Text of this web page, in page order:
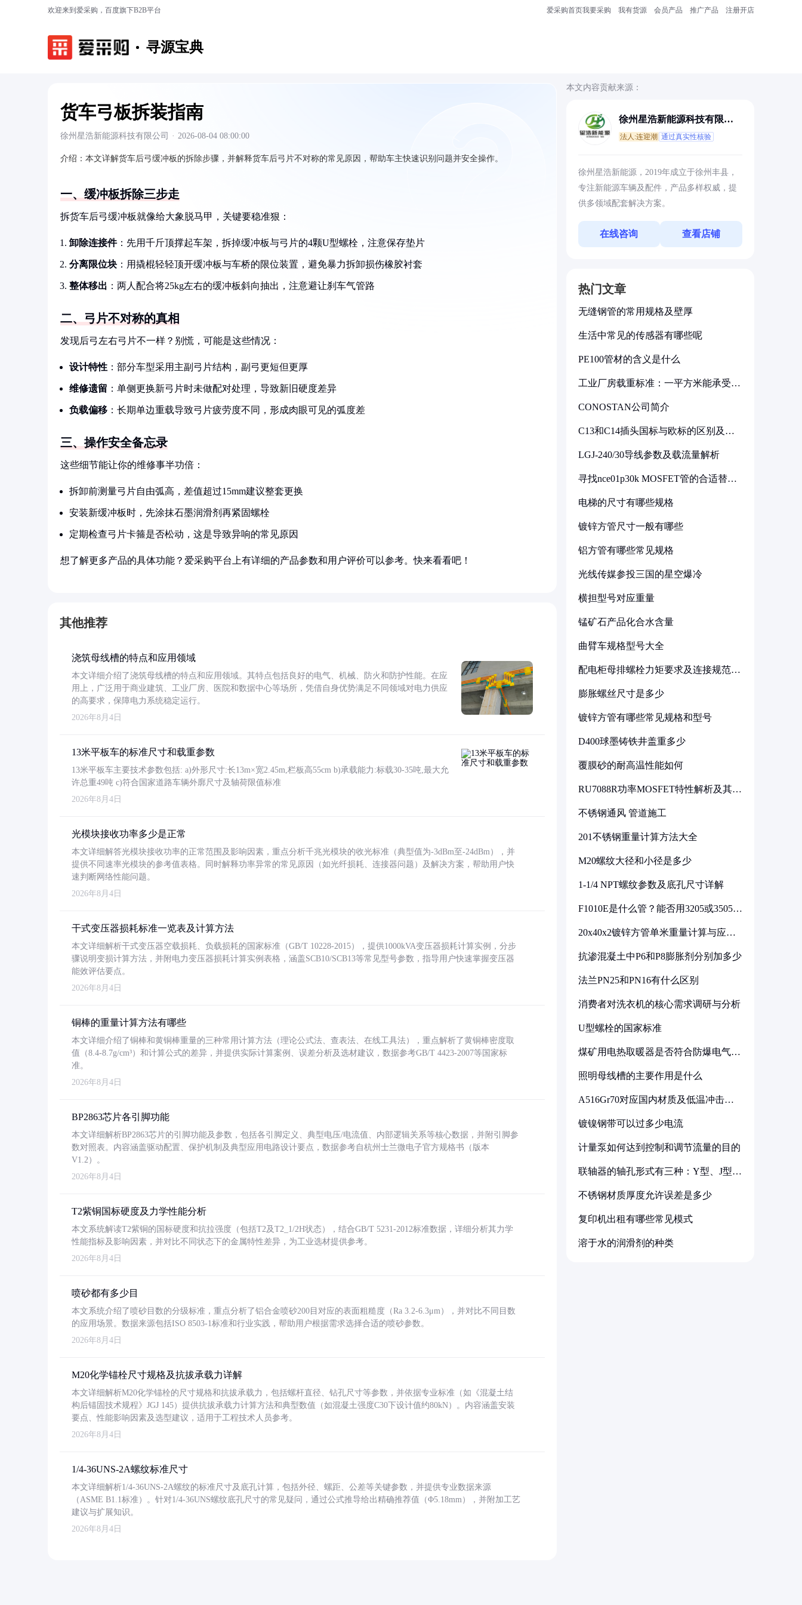
欢迎来到爱采购，百度旗下B2B平台 爱采购首页我要采购 我有货源 会员产品 推广产品 注册开店
寻源宝典
货车弓板拆装指南
徐州星浩新能源科技有限公司 · 2026-08-04 08:00:00
介绍： 本文详解货车后弓缓冲板的拆除步骤，并解释货车后弓片不对称的常见原因，帮助车主快速识别问题并安全操作。
一、缓冲板拆除三步走
拆货车后弓缓冲板就像给大象脱马甲，关键要稳准狠：
卸除连接件：先用千斤顶撑起车架，拆掉缓冲板与弓片的4颗U型螺栓，注意保存垫片
分离限位块 ：用撬棍轻轻顶开缓冲板与车桥的限位装置，避免暴力拆卸损伤橡胶衬套
整体移出 ：两人配合将25kg左右的缓冲板斜向抽出，注意避让刹车气管路
二、弓片不对称的真相
发现后弓左右弓片不一样？别慌，可能是这些情况：
设计特性 ：部分车型采用主副弓片结构，副弓更短但更厚
维修遗留 ：单侧更换新弓片时未做配对处理，导致新旧硬度差异
负载偏移 ：长期单边重载导致弓片疲劳度不同，形成肉眼可见的弧度差
三、操作安全备忘录
这些细节能让你的维修事半功倍：
拆卸前测量弓片自由弧高，差值超过15mm建议整套更换
安装新缓冲板时，先涂抹石墨润滑剂再紧固螺栓
定期检查弓片卡箍是否松动，这是导致异响的常见原因
想了解更多产品的具体功能？爱采购平台上有详细的产品参数和用户评价可以参考。快来看看吧！
其他推荐
浇筑母线槽的特点和应用领域
本文详细介绍了浇筑母线槽的特点和应用领域。其特点包括良好的电气、机械、防火和防护性能。在应
用上，广泛用于商业建筑、工业厂房、医院和数据中心等场所，凭借自身优势满足不同领域对电力供应
的高要求，保障电力系统稳定运行。
2026年8月4日
13米平板车的标准尺寸和载重参数
13米平板车主要技术参数包括: a)外形尺寸:长13m×宽2.45m,栏板高55cm b)承载能力:标载30-35吨,最大允
许总重49吨 c)符合国家道路车辆外廓尺寸及轴荷限值标准
2026年8月4日
光模块接收功率多少是正常
本文详细解答光模块接收功率的正常范围及影响因素，重点分析千兆光模块的收光标准（典型值为-3dBm至-24dBm），并
提供不同速率光模块的参考值表格。同时解释功率异常的常见原因（如光纤损耗、连接器问题）及解决方案，帮助用户快
速判断网络性能问题。
2026年8月4日
干式变压器损耗标准一览表及计算方法
本文详细解析干式变压器空载损耗、负载损耗的国家标准（GB/T 10228-2015），提供1000kVA变压器损耗计算实例，分步
骤说明变损计算方法，并附电力变压器损耗计算实例表格，涵盖SCB10/SCB13等常见型号参数，指导用户快速掌握变压器
能效评估要点。
2026年8月4日
铜棒的重量计算方法有哪些
本文详细介绍了铜棒和黄铜棒重量的三种常用计算方法（理论公式法、查表法、在线工具法），重点解析了黄铜棒密度取
值（8.4-8.7g/cm³）和计算公式的差异，并提供实际计算案例、误差分析及选材建议，数据参考GB/T 4423-2007等国家标
准。
2026年8月4日
BP2863芯片各引脚功能
本文详细解析BP2863芯片的引脚功能及参数，包括各引脚定义、典型电压/电流值、内部逻辑关系等核心数据，并附引脚参
数对照表。内容涵盖驱动配置、保护机制及典型应用电路设计要点，数据参考自杭州士兰微电子官方规格书（版本
V1.2）。
2026年8月4日
T2紫铜国标硬度及力学性能分析
本文系统解读T2紫铜的国标硬度和抗拉强度（包括T2及T2_1/2H状态），结合GB/T 5231-2012标准数据，详细分析其力学
性能指标及影响因素，并对比不同状态下的金属特性差异，为工业选材提供参考。
2026年8月4日
喷砂都有多少目
本文系统介绍了喷砂目数的分级标准，重点分析了铝合金喷砂200目对应的表面粗糙度（Ra 3.2-6.3μm），并对比不同目数
的应用场景。数据来源包括ISO 8503-1标准和行业实践，帮助用户根据需求选择合适的喷砂参数。
2026年8月4日
M20化学锚栓尺寸规格及抗拔承载力详解
本文详细解析M20化学锚栓的尺寸规格和抗拔承载力，包括螺杆直径、钻孔尺寸等参数，并依据专业标准（如《混凝土结
构后锚固技术规程》JGJ 145）提供抗拔承载力计算方法和典型数值（如混凝土强度C30下设计值约80kN）。内容涵盖安装
要点、性能影响因素及选型建议，适用于工程技术人员参考。
2026年8月4日
1/4-36UNS-2A螺纹标准尺寸
本文详细解析1/4-36UNS-2A螺纹的标准尺寸及底孔计算，包括外径、螺距、公差等关键参数，并提供专业数据来源
（ASME B1.1标准）。针对1/4-36UNS螺纹底孔尺寸的常见疑问，通过公式推导给出精确推荐值（Φ5.18mm），并附加工艺
建议与扩展知识。
2026年8月4日
本文内容贡献来源：
徐州星浩新能源科技有限公
法人:连迎潮 通过真实性核验
徐州星浩新能源，2019年成立于徐州丰县，
专注新能源车辆及配件，产品多样权威，提
供多领域配套解决方案。
在线咨询 查看店铺
热门文章
无缝钢管的常用规格及壁厚
生活中常见的传感器有哪些呢
PE100管材的含义是什么
工业厂房载重标准：一平方米能承受多
CONOSTAN公司简介
C13和C14插头国标与欧标的区别及其
LGJ-240/30导线参数及载流量解析
寻找nce01p30k MOSFET管的合适替代
电梯的尺寸有哪些规格
镀锌方管尺寸一般有哪些
铝方管有哪些常见规格
光线传媒参投三国的星空爆冷
横担型号对应重量
锰矿石产品化合水含量
曲臂车规格型号大全
配电柜母排螺栓力矩要求及连接规范详
膨胀螺丝尺寸是多少
镀锌方管有哪些常见规格和型号
D400球墨铸铁井盖重多少
覆膜砂的耐高温性能如何
RU7088R功率MOSFET特性解析及其在
不锈钢通风 管道施工
201不锈钢重量计算方法大全
M20螺纹大径和小径是多少
1-1/4 NPT螺纹参数及底孔尺寸详解
F1010E是什么管？能否用3205或3505代
20x40x2镀锌方管单米重量计算与应用
抗渗混凝土中P6和P8膨胀剂分别加多少
法兰PN25和PN16有什么区别
消费者对洗衣机的核心需求调研与分析
U型螺栓的国家标准
煤矿用电热取暖器是否符合防爆电气设
照明母线槽的主要作用是什么
A516Gr70对应国内材质及低温冲击要
镀镍钢带可以过多少电流
计量泵如何达到控制和调节流量的目的
联轴器的轴孔形式有三种：Y型、J型、
不锈钢材质厚度允许误差是多少
复印机出租有哪些常见模式
溶于水的润滑剂的种类